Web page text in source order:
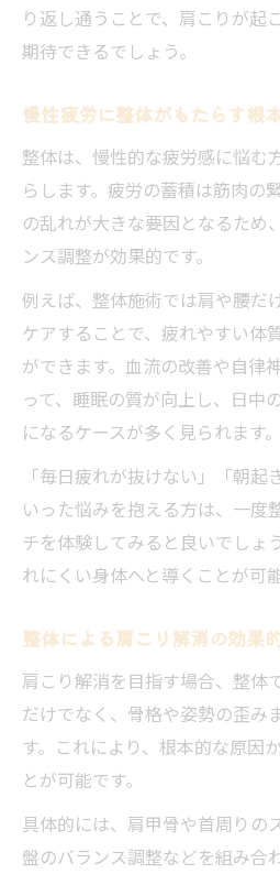
り返し通うことで、肩こりが起
期待できるでしょう。
慢性疲労に整体がもたらす根
整体は、慢性的な疲労感に悩む
らします。疲労の蓄積は筋肉の
の乱れが大きな要因となるため
ンス調整が効果的です。
例えば、整体施術では肩や腰だ
ケアすることで、疲れやすい体
ができます。血流の改善や自律
って、睡眠の質が向上し、日中
になるケースが多く見られます。
「毎日疲れが抜けない」「朝起
いった悩みを抱える方は、一度
チを体験してみると良いでしょ
れにくい身体へと導くことが可能
整体による肩こり解消の効果
肩こり解消を目指す場合、整体
だけでなく、骨格や姿勢の歪み
す。これにより、根本的な原因
とが可能です。
具体的には、肩甲骨や首周りの
盤のバランス調整などを組み合